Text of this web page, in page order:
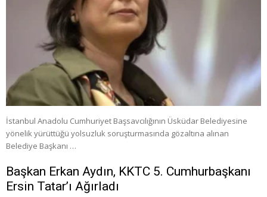
İstanbul Anadolu Cumhuriyet Başsavcılığının Üsküdar Belediyesine
yönelik yürüttüğü yolsuzluk soruşturmasında gözaltına alınan
Belediye Başkanı …
Başkan Erkan Aydın, KKTC 5. Cumhurbaşkanı
Ersin Tatar’ı Ağırladı